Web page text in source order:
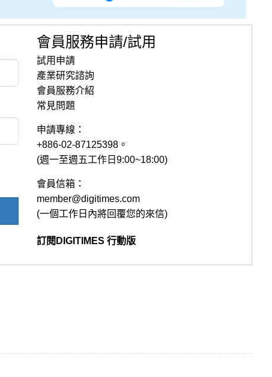
會員服務申請/試用
試用申請
產業研究諮詢
會員服務介紹
常見問題
申請專線：
+886-02-87125398。
(週一至週五工作日9:00~18:00)
會員信箱：
member@digitimes.com
(一個工作日內將回覆您的來信)
訂閱DIGITIMES 行動版